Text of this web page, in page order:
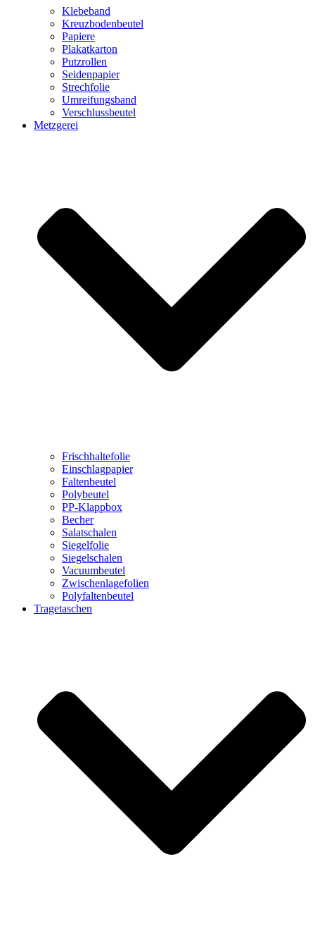
Klebeband
Kreuzbodenbeutel
Papiere
Plakatkarton
Putzrollen
Seidenpapier
Strechfolie
Umreifungsband
Verschlussbeutel
Metzgerei
Frischhaltefolie
Einschlagpapier
Faltenbeutel
Polybeutel
PP-Klappbox
Becher
Salatschalen
Siegelfolie
Siegelschalen
Vacuumbeutel
Zwischenlagefolien
Polyfaltenbeutel
Tragetaschen